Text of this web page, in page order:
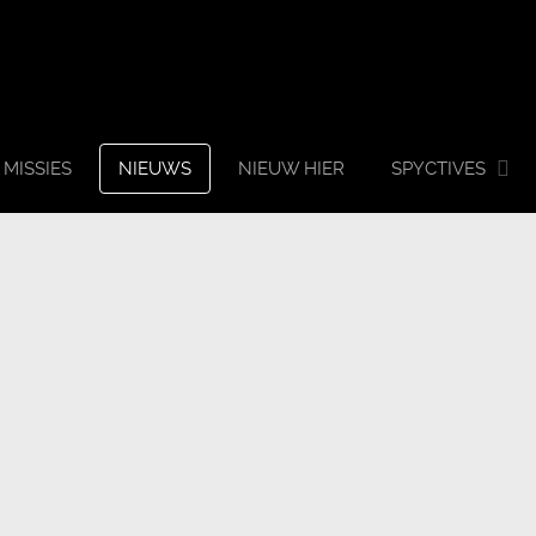
MISSIES NIEUWS NIEUW HIER SPYCTIVES